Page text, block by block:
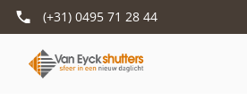
(+31) 0495 71 28 44